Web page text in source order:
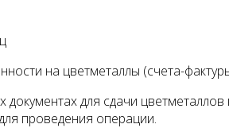
на цветметаллы (счета-
для сдачи
проведения операции.